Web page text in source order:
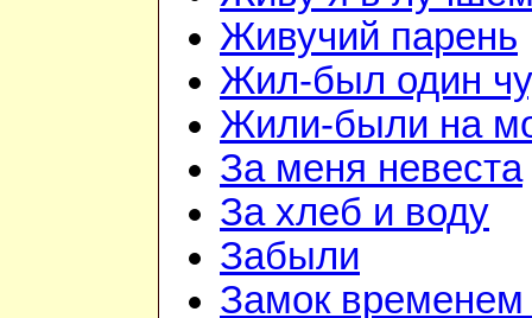
Живучий парень
Жил-был один
Жили-были на
За меня невеста
За хлеб и воду
Забыли
Замок временем